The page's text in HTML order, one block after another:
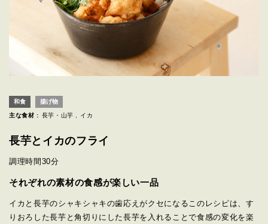
和食 揚げ物
主な食材 : 長芋・山芋 イカ
長芋とイカのフライ
調理時間 30分
それぞれの素材の食感が楽しい一品
イカと長芋のシャキシャキの歯応えがクセになるこのレシピは、す
りおろした長芋と角切りにした長芋を入れることで食感の変化を楽